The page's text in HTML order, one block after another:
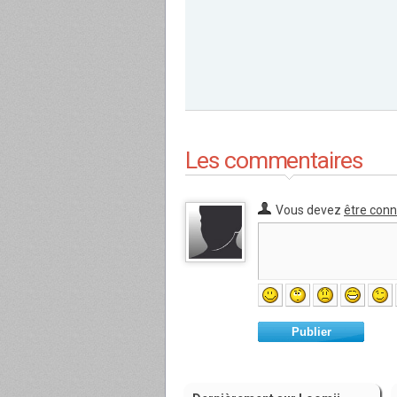
Les commentaires
Vous devez être
Publier